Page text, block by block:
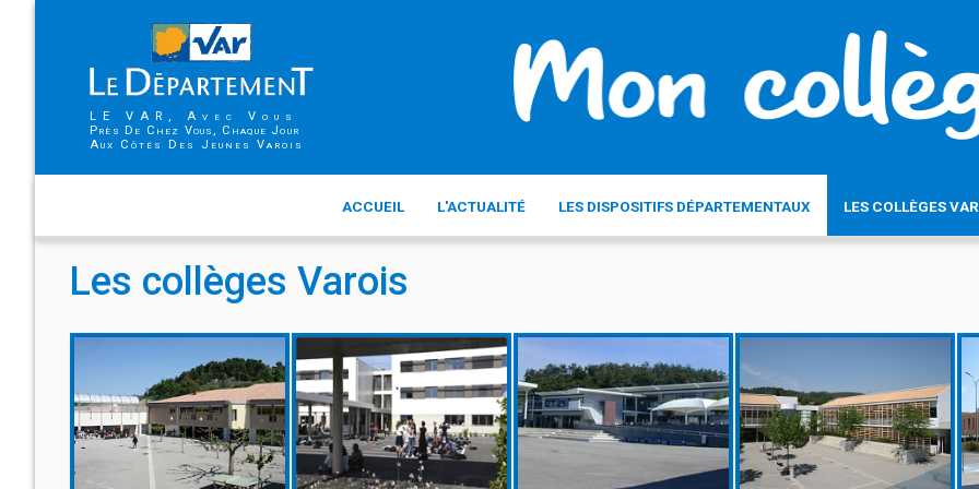
LE VAR, Avec Vous
Près De Chez Vous, Chaque Jour
Aux Côtés Des Jeunes Varois
ACCUEIL L'ACTUALITÉ LES DISPOSITIFS DÉPARTEMENTAUX LES COLLÈGES
Les collèges Varois